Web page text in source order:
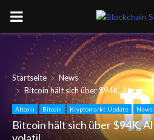
PRIMARY
MENU
Startseite
News
Bitcoin hält sich über $94K, Altcoins
Altcoin Bitcoin Kryptomarkt-Update News
Bitcoin hält sich über $94K,